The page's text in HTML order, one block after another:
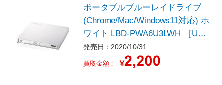
ポータブルブルーレイドライブ
(Chrome/Mac/Windows11対応) ホ
ワイト LBD-PWA6U3LWH ［USB
-A］
発売日：2020/10/31
買取金額： ￥